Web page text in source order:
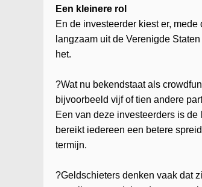
Een kleinere rol
En de investeerder kiest er,
langzaam uit de Verenigde
het.
?Wat nu bekendstaat als
bijvoorbeeld vijf of tien andere
Een van deze investeerders is
bereikt iedereen een betere
termijn.
?Geldschieters denken vaak dat